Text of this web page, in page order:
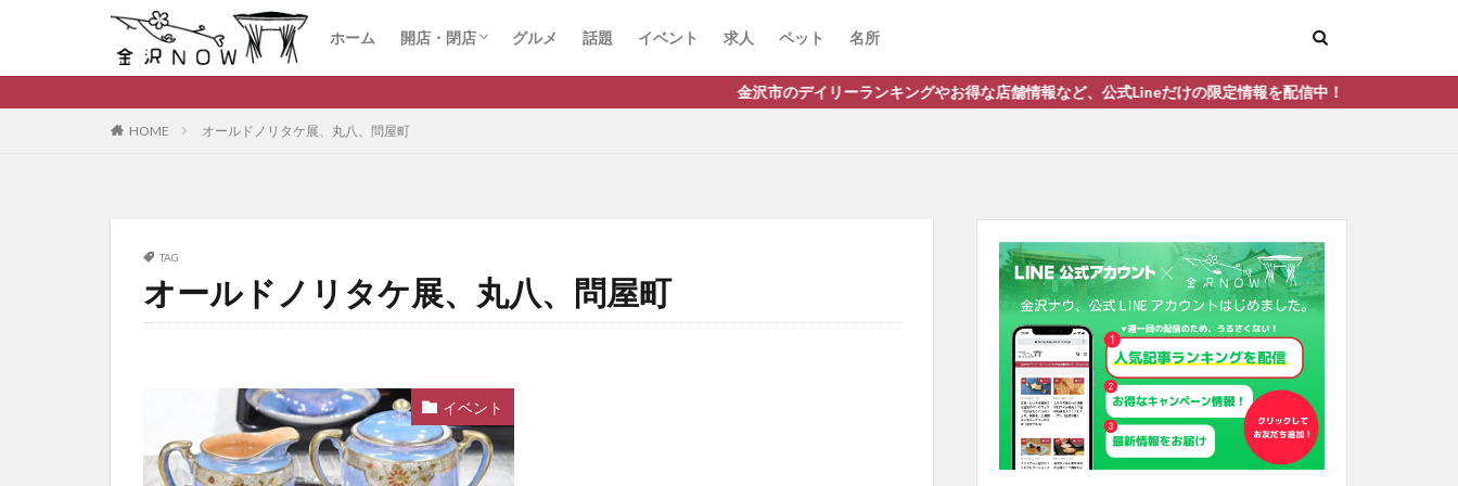
ホーム 開店・閉店 グルメ 話題 イベント 求人 ペット 名所
金沢市のデイリーランキングやお得な店舗情報など、公式Lineだけの限定情報を配信中！
HOME オールドノリタケ展、丸八、問屋町
TAG
オールドノリタケ展、丸八、問屋町
イベント